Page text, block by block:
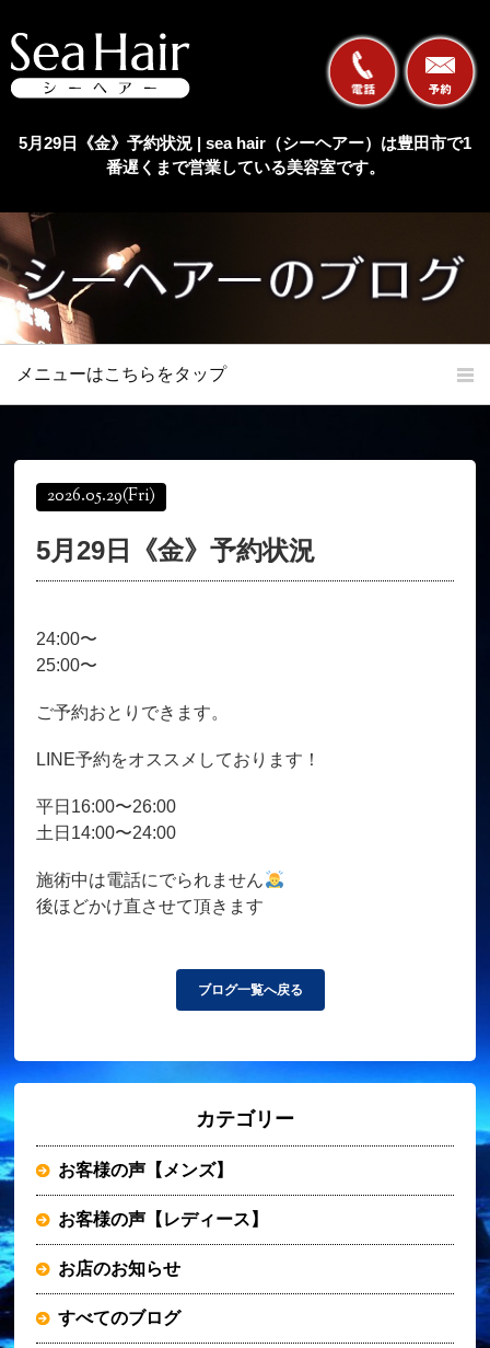
5月29日《金》予約状況 | sea hair（シーヘアー）は豊田市で1
番遅くまで営業している美容室です。
メニューはこちらをタップ
オンラインショップ
育毛コース よくある質問
お客様の声
2026.05.29(Fri)
5月29日《金》予約状況
24:00〜
25:00〜
ご予約おとりできます。
LINE予約をオススメしております！
平日16:00〜26:00
土日14:00〜24:00
施術中は電話にでられません
後ほどかけ直させて頂きます
ブログ一覧へ戻る
カテゴリー
お客様の声【メンズ】
お客様の声【レディース】
お店のお知らせ
すべてのブログ